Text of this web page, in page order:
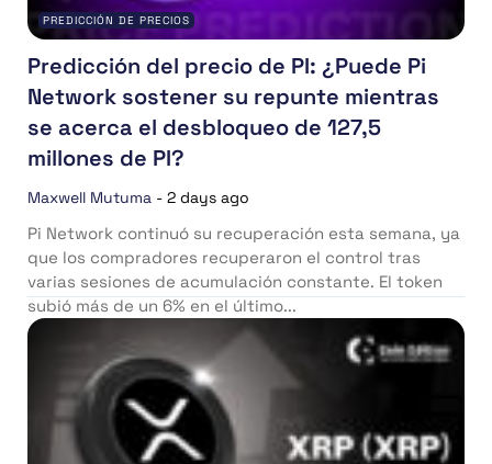
PREDICCIÓN DE PRECIOS
Predicción del precio de PI: ¿Puede Pi
Network sostener su repunte mientras
se acerca el desbloqueo de 127,5
millones de PI?
Maxwell Mutuma - 2 days ago
Pi Network continuó su recuperación esta semana, ya
que los compradores recuperaron el control tras
varias sesiones de acumulación constante. El token
subió más de un 6% en el último...